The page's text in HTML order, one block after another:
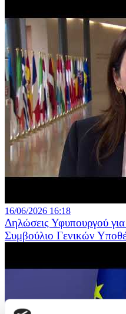
16/06/2026 16:18
Δηλώσεις Υφυπουργού
Συμβούλιο Γενικών